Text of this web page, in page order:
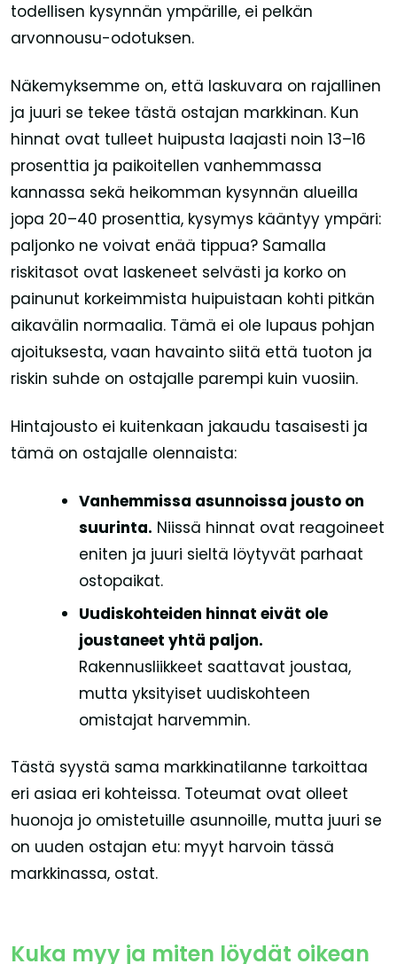
todellisen kysynnän ympärille, ei pelkän
arvonnousu-odotuksen.
Näkemyksemme on, että laskuvara on rajallinen
ja juuri se tekee tästä ostajan markkinan. Kun
hinnat ovat tulleet huipusta laajasti noin 13–16
prosenttia ja paikoitellen vanhemmassa
kannassa sekä heikomman kysynnän alueilla
jopa 20–40 prosenttia, kysymys kääntyy ympäri:
paljonko ne voivat enää tippua? Samalla
riskitasot ovat laskeneet selvästi ja korko on
painunut korkeimmista huipuistaan kohti pitkän
aikavälin normaalia. Tämä ei ole lupaus pohjan
ajoituksesta, vaan havainto siitä että tuoton ja
riskin suhde on ostajalle parempi kuin vuosiin.
Hintajousto ei kuitenkaan jakaudu tasaisesti ja
tämä on ostajalle olennaista:
Vanhemmissa asunnoissa jousto on
suurinta. Niissä hinnat ovat reagoineet
eniten ja juuri sieltä löytyvät parhaat
ostopaikat.
Uudiskohteiden hinnat eivät ole
joustaneet yhtä paljon.
Rakennusliikkeet saattavat joustaa,
mutta yksityiset uudiskohteen
omistajat harvemmin.
Tästä syystä sama markkinatilanne tarkoittaa
eri asiaa eri kohteissa. Toteumat ovat olleet
huonoja jo omistetuille asunnoille, mutta juuri se
on uuden ostajan etu: myyt harvoin tässä
markkinassa, ostat.
Kuka myy ja miten löydät oikean